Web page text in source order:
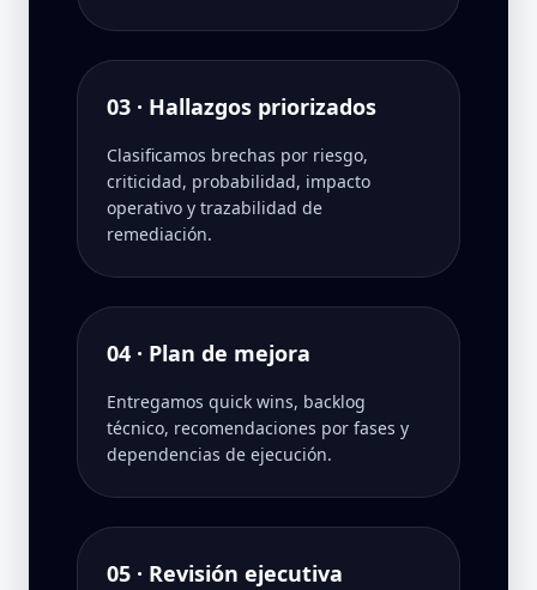
03 · Hallazgos priorizados
Clasificamos brechas por riesgo,
criticidad, probabilidad, impacto
operativo y trazabilidad de
remediación.
04 · Plan de mejora
Entregamos quick wins, backlog
técnico, recomendaciones por fases y
dependencias de ejecución.
05 · Revisión ejecutiva